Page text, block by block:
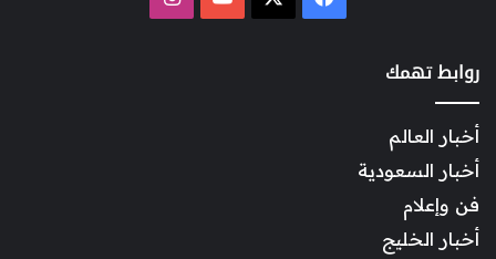
روابط تهمك
أخبار العالم
أخبار السعودية
فن وإعلام
أخبار الخليج